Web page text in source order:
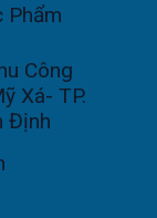
Phẩm
Công
Xá- TP.
Định